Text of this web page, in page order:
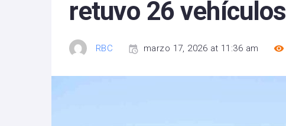
retuvo 26 vehículos
RBC marzo 17, 2026 at 11:36 am